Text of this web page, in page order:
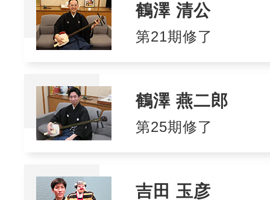
鶴澤 清公
第21期修了
鶴澤 燕二郎
第25期修了
吉田 玉彦